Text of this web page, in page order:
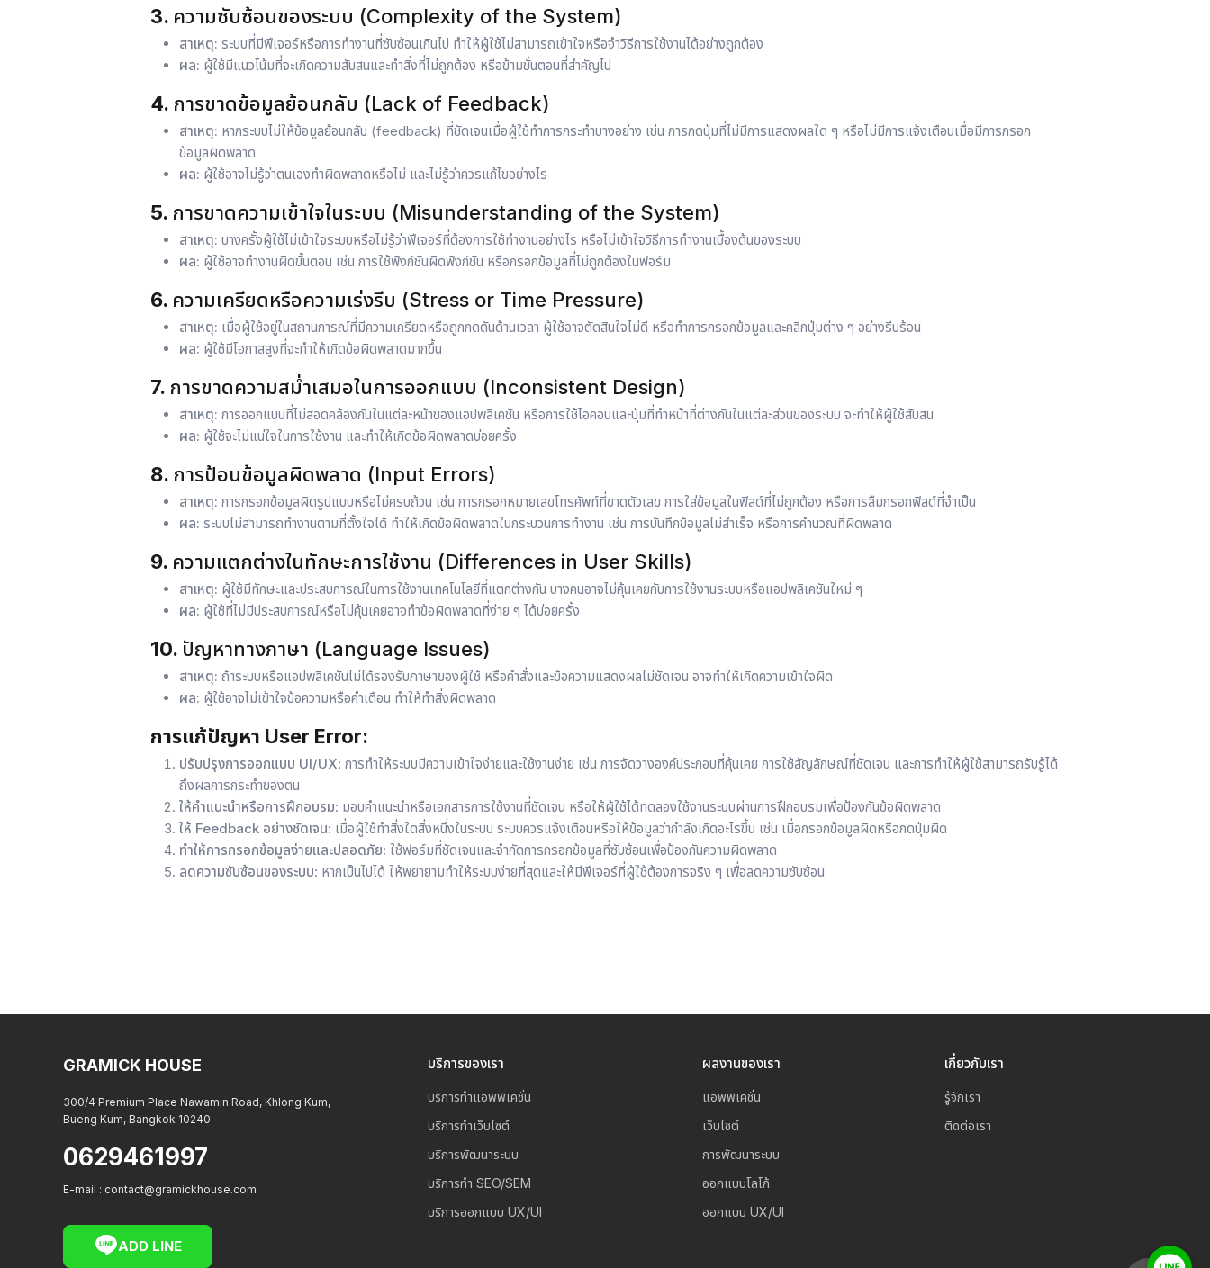
3. ความซับซ้อนของระบบ (Complexity of the System)
สาเหตุ: ระบบที่มีฟีเจอร์หรือการทำงานที่ซับซ้อนเกินไป ทำให้ผู้ใช้ไม่สามารถเข้าใจหรือจำวิธีการใช้งานได้อย่างถูกต้อง
ผล: ผู้ใช้มีแนวโน้มที่จะเกิดความสับสนและทำสิ่งที่ไม่ถูกต้อง หรือข้ามขั้นตอนที่สำคัญไป
4. การขาดข้อมูลย้อนกลับ (Lack of Feedback)
สาเหตุ: หากระบบไม่ให้ข้อมูลย้อนกลับ (feedback) ที่ชัดเจนเมื่อผู้ใช้ทำการกระทำบางอย่าง เช่น การกดปุ่มที่ไม่มีการแสดงผลใด ๆ หรือไม่มีการแจ้งเตือนเมื่อมีการกรอก
ข้อมูลผิดพลาด
ผล: ผู้ใช้อาจไม่รู้ว่าตนเองทำผิดพลาดหรือไม่ และไม่รู้ว่าควรแก้ไขอย่างไร
5. การขาดความเข้าใจในระบบ (Misunderstanding of the System)
สาเหตุ: บางครั้งผู้ใช้ไม่เข้าใจระบบหรือไม่รู้ว่าฟีเจอร์ที่ต้องการใช้ทำงานอย่างไร หรือไม่เข้าใจวิธีการทำงานเบื้องต้นของระบบ
ผล: ผู้ใช้อาจทำงานผิดขั้นตอน เช่น การใช้ฟังก์ชันผิดฟังก์ชัน หรือกรอกข้อมูลที่ไม่ถูกต้องในฟอร์ม
6. ความเครียดหรือความเร่งรีบ (Stress or Time Pressure)
สาเหตุ: เมื่อผู้ใช้อยู่ในสถานการณ์ที่มีความเครียดหรือถูกกดดันด้านเวลา ผู้ใช้อาจตัดสินใจไม่ดี หรือทำการกรอกข้อมูลและคลิกปุ่มต่าง ๆ อย่างรีบร้อน
ผล: ผู้ใช้มีโอกาสสูงที่จะทำให้เกิดข้อผิดพลาดมากขึ้น
7. การขาดความสม่ำเสมอในการออกแบบ (Inconsistent Design)
สาเหตุ: การออกแบบที่ไม่สอดคล้องกันในแต่ละหน้าของแอปพลิเคชัน หรือการใช้ไอคอนและปุ่มที่ทำหน้าที่ต่างกันในแต่ละส่วนของระบบ จะทำให้ผู้ใช้สับสน
ผล: ผู้ใช้จะไม่แน่ใจในการใช้งาน และทำให้เกิดข้อผิดพลาดบ่อยครั้ง
8. การป้อนข้อมูลผิดพลาด (Input Errors)
สาเหตุ: การกรอกข้อมูลผิดรูปแบบหรือไม่ครบถ้วน เช่น การกรอกหมายเลขโทรศัพท์ที่ขาดตัวเลข การใส่ข้อมูลในฟิลด์ที่ไม่ถูกต้อง หรือการลืมกรอกฟิลด์ที่จำเป็น
ผล: ระบบไม่สามารถทำงานตามที่ตั้งใจได้ ทำให้เกิดข้อผิดพลาดในกระบวนการทำงาน เช่น การบันทึกข้อมูลไม่สำเร็จ หรือการคำนวณที่ผิดพลาด
9. ความแตกต่างในทักษะการใช้งาน (Differences in User Skills)
สาเหตุ: ผู้ใช้มีทักษะและประสบการณ์ในการใช้งานเทคโนโลยีที่แตกต่างกัน บางคนอาจไม่คุ้นเคยกับการใช้งานระบบหรือแอปพลิเคชันใหม่ ๆ
ผล: ผู้ใช้ที่ไม่มีประสบการณ์หรือไม่คุ้นเคยอาจทำข้อผิดพลาดที่ง่าย ๆ ได้บ่อยครั้ง
10. ปัญหาทางภาษา (Language Issues)
สาเหตุ: ถ้าระบบหรือแอปพลิเคชันไม่ได้รองรับภาษาของผู้ใช้ หรือคำสั่งและข้อความแสดงผลไม่ชัดเจน อาจทำให้เกิดความเข้าใจผิด
ผล: ผู้ใช้อาจไม่เข้าใจข้อความหรือคำเตือน ทำให้ทำสิ่งผิดพลาด
การแก้ปัญหา User Error:
ปรับปรุงการออกแบบ UI/UX: การทำให้ระบบมีความเข้าใจง่ายและใช้งานง่าย เช่น การจัดวางองค์ประกอบที่คุ้นเคย การใช้สัญลักษณ์ที่ชัดเจน และการทำให้ผู้ใช้สามารถรับรู้ได้
ถึงผลการกระทำของตน
ให้คำแนะนำหรือการฝึกอบรม: มอบคำแนะนำหรือเอกสารการใช้งานที่ชัดเจน หรือให้ผู้ใช้ได้ทดลองใช้งานระบบผ่านการฝึกอบรมเพื่อป้องกันข้อผิดพลาด
ให้ Feedback อย่างชัดเจน: เมื่อผู้ใช้ทำสิ่งใดสิ่งหนึ่งในระบบ ระบบควรแจ้งเตือนหรือให้ข้อมูลว่ากำลังเกิดอะไรขึ้น เช่น เมื่อกรอกข้อมูลผิดหรือกดปุ่มผิด
ทำให้การกรอกข้อมูลง่ายและปลอดภัย: ใช้ฟอร์มที่ชัดเจนและจำกัดการกรอกข้อมูลที่ซับซ้อนเพื่อป้องกันความผิดพลาด
ลดความซับซ้อนของระบบ: หากเป็นไปได้ ให้พยายามทำให้ระบบง่ายที่สุดและให้มีฟีเจอร์ที่ผู้ใช้ต้องการจริง ๆ เพื่อลดความซับซ้อน
GRAMICK HOUSE
300/4 Premium Place Nawamin Road, Khlong Kum,
Bueng Kum, Bangkok 10240
0629461997
E-mail : contact@gramickhouse.com
ADD LINE
บริการของเรา
บริการทำแอพพิเคชั่น
บริการทำเว็บไซต์
บริการพัฒนาระบบ
บริการทำ SEO/SEM
บริการออกแบบ UX/UI
ผลงานของเรา
แอพพิเคชั่น
เว็บไซต์
การพัฒนาระบบ
ออกแบบโลโก้
ออกแบบ UX/UI
เกี่ยวกับเรา
รู้จักเรา
ติดต่อเรา